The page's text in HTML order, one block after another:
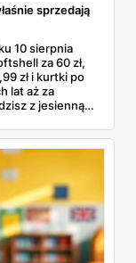
sprzedają
10 sierpnia
za 60 zł,
zł i kurtki po
lat aż za
z jesienną
i czy jest